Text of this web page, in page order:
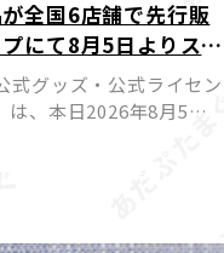
全国6店舗で先行販
にて8月5日よりスタ
グッズ・公式ライセン
、本日2026年8月5日